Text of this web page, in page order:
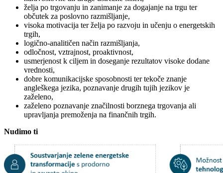
želja po trgovanju in zanimanje za dogajanje na trgu ter
občutek za poslovno razmišljanje,
visoka motivacija ter želja po razvoju in učenju o energetskih
trgih,
logično-analitičen način razmišljanja,
odločnost, vztrajnost, proaktivnost,
usmerjenost k ciljem in doseganje rezultatov visoke dodane
vrednosti,
dobre komunikacijske sposobnosti ter tekoče znanje
angleškega jezika, poznavanje drugih tujih jezikov je
zaželeno,
zaželeno poznavanje značilnosti borznega trgovanja ali
upravljanja premoženja na finančnih trgih.
Nudimo ti